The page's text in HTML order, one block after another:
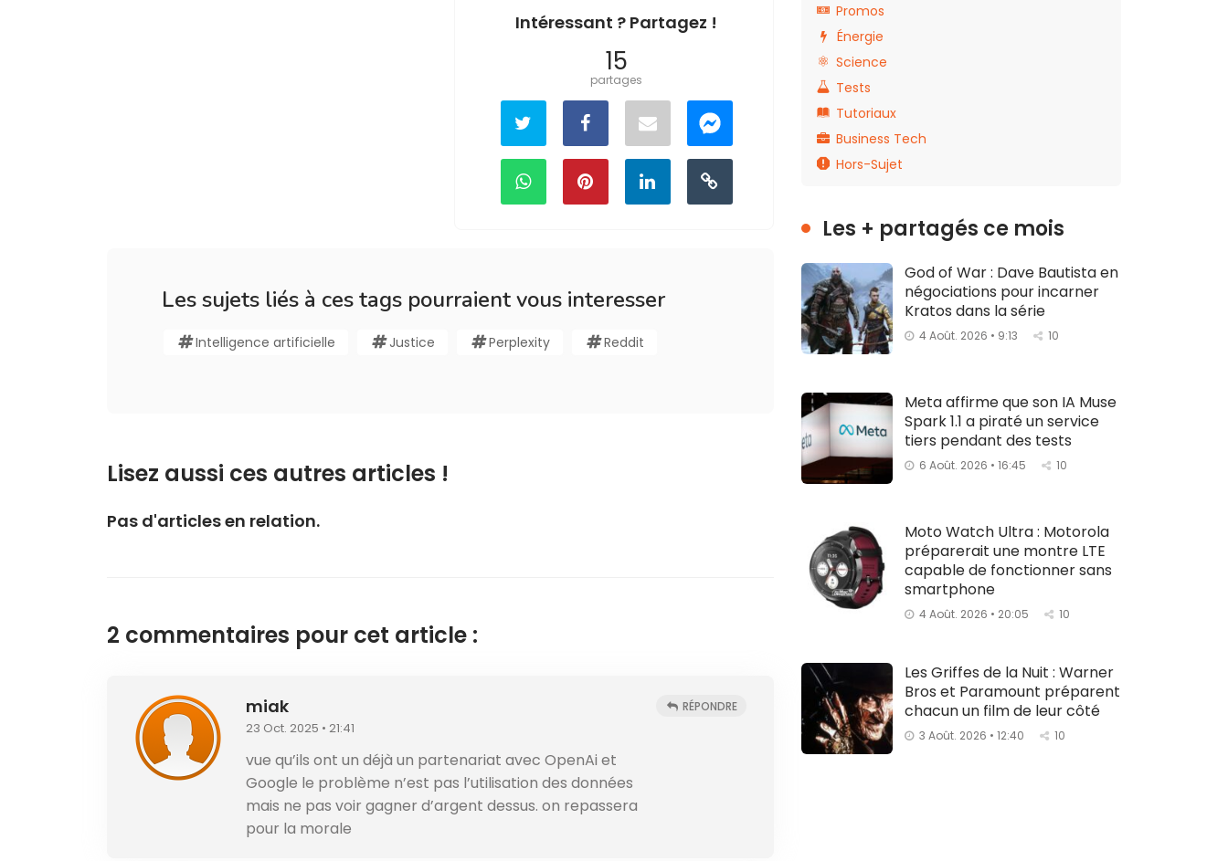
Intéressant ? Partagez !
15
partages
Les sujets liés à ces tags pourraient vous interesser
Intelligence artificielle Justice Perplexity Reddit
Lisez aussi ces autres articles !
Pas d'articles en relation.
2 commentaires pour cet article :
miak
23 Oct. 2025 • 21:41
vue qu’ils ont un déjà un partenariat avec OpenAi et
Google le problème n’est pas l’utilisation des données
mais ne pas voir gagner d’argent dessus. on repassera
pour la morale
RÉPONDRE
Promos
Énergie
Science
Tests
Tutoriaux
Business Tech
Hors-Sujet
Les + partagés ce mois
God of War : Dave Bautista en
négociations pour incarner
Kratos dans la série
4 Août. 2026 • 9:13 10
Meta affirme que son IA Muse
Spark 1.1 a piraté un service
tiers pendant des tests
6 Août. 2026 • 16:45 10
Moto Watch Ultra : Motorola
préparerait une montre LTE
capable de fonctionner sans
smartphone
4 Août. 2026 • 20:05 10
Les Griffes de la Nuit : Warner
Bros et Paramount préparent
chacun un film de leur côté
3 Août. 2026 • 12:40 10